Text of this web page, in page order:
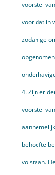
voorstel
voor dat in
zodanige
4. Zijn er
voorstel
behoefte
volstaan.